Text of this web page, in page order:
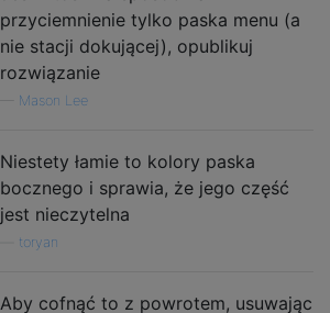
przyciemnienie tylko paska menu (a
nie stacji dokującej), opublikuj
rozwiązanie
Mason Lee
Niestety łamie to kolory paska
bocznego i sprawia, że ​​jego część
jest nieczytelna
toryan
Aby cofnąć to z powrotem, usuwając